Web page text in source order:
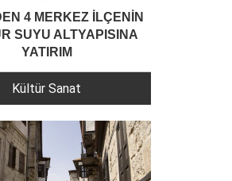
4 MERKEZ İLÇENİN
SUYU ALTYAPISINA
YATIRIM
Kültür Sanat